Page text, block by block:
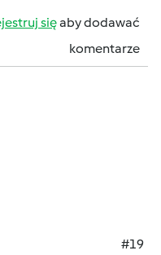
sięaby dodawać
komentarze
#19